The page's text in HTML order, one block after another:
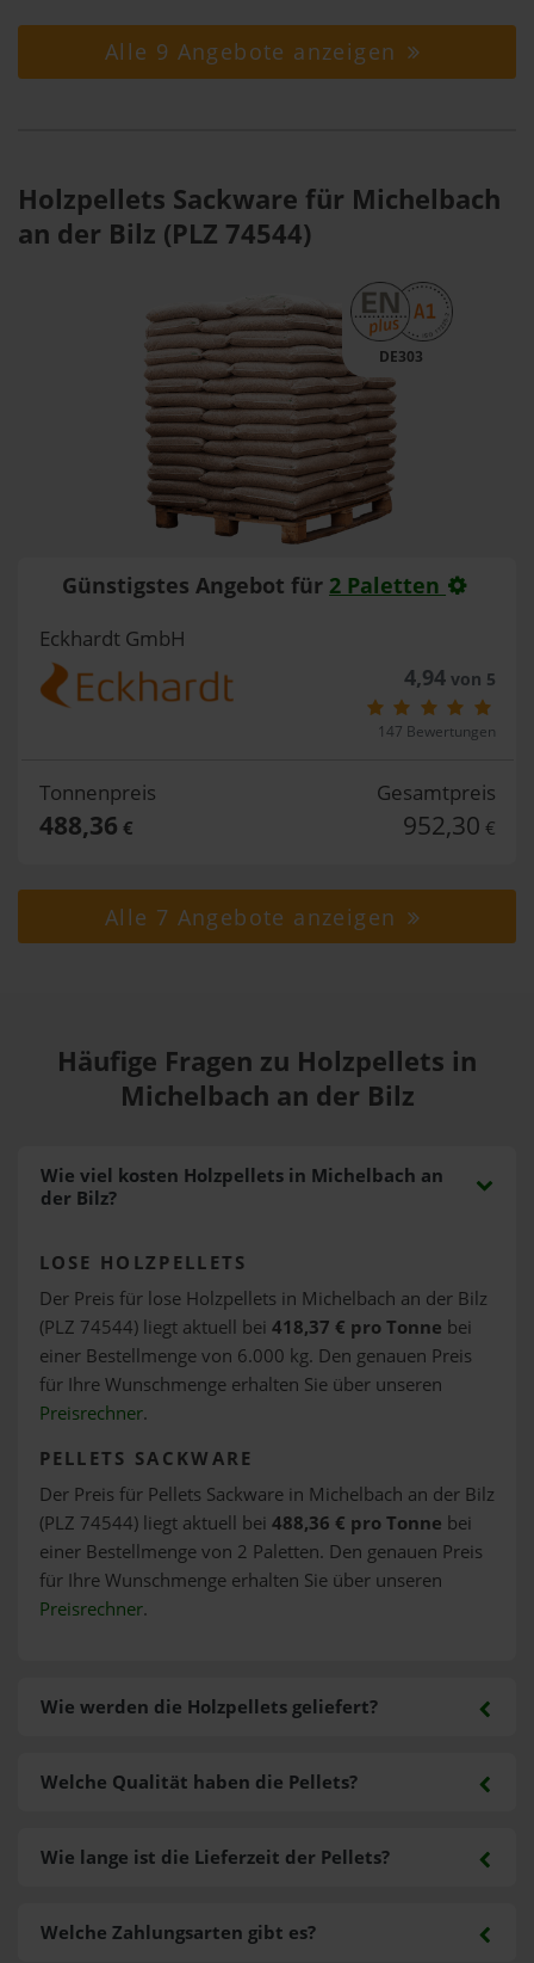
Alle 9 Angebote anzeigen
Holzpellets Sackware für Michelbach
an der Bilz (PLZ 74544)
DE303
Günstigstes Angebot für 2 Paletten
Eckhardt GmbH
4,94von 5
147 Bewertungen
Tonnenpreis
488,36 €
Gesamtpreis
952,30 €
Alle 7 Angebote anzeigen
Häufige Fragen zu Holzpellets in
Michelbach an der Bilz
Wie viel kosten Holzpellets in Michelbach an
der Bilz?
LOSE HOLZPELLETS
Der Preis für lose Holzpellets in Michelbach an der Bilz
(PLZ 74544) liegt aktuell bei 418,37 € pro Tonne bei
einer Bestellmenge von 6.000 kg. Den genauen Preis
für Ihre Wunschmenge erhalten Sie über unseren
Preisrechner.
PELLETS SACKWARE
Der Preis für Pellets Sackware in Michelbach an der Bilz
(PLZ 74544) liegt aktuell bei 488,36 € pro Tonne bei
einer Bestellmenge von 2 Paletten. Den genauen Preis
für Ihre Wunschmenge erhalten Sie über unseren
Preisrechner.
Wie werden die Holzpellets geliefert?
Welche Zahlungsarten gibt es?
Welche Qualität haben die Pellets?
Wie lange ist die Lieferzeit der Pellets?